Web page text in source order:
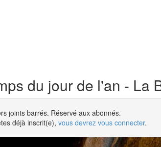
du jour de l'an - La
joints barrés. Réservé aux abonnés.
déjà inscrit(e), vous devrez vous connecter.